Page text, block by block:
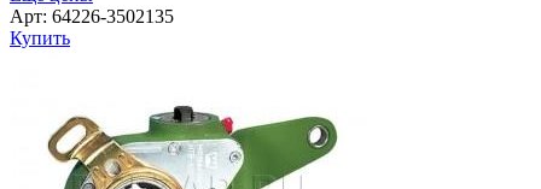
Арт: 64226-3502135
Купить